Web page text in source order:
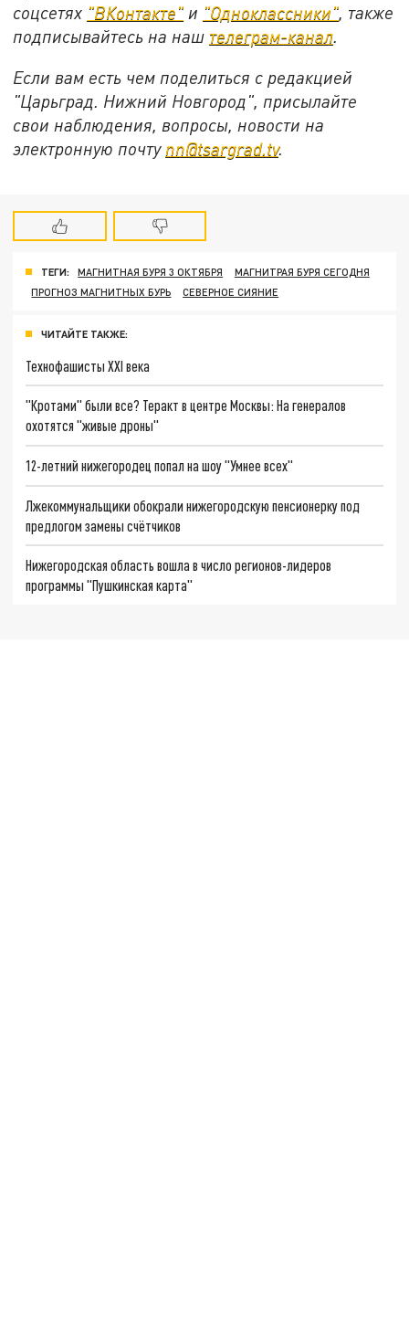
соцсетях "ВКонтакте" и "Одноклассники" , также
подписывайтесь на наш телеграм-канал
Если вам есть чем поделиться с редакцией
"Царьград. Нижний Новгород", присылайте
свои наблюдения, вопросы, новости на
электронную почту nn@tsargrad.tv.
ТЕГИ: МАГНИТНАЯ БУРЯ 3 ОКТЯБРЯ
МАГНИТРАЯ БУРЯ СЕГОДНЯ
ПРОГНОЗ МАГНИТНЫХ БУРЬ
СЕВЕРНОЕ СИЯНИЕ
ЧИТАЙТЕ ТАКЖЕ:
Технофашисты XXI века
"Кротами" были все? Теракт в центре Москвы: На генералов
охотятся "живые дроны"
12-летний нижегородец попал на шоу "Умнее всех"
Лжекоммунальщики обокрали нижегородскую пенсионерку под
предлогом замены счётчиков
Нижегородская область вошла в число регионов-лидеров
программы "Пушкинская карта"